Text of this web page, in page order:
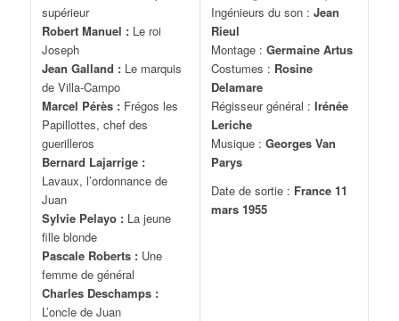
supérieur
Robert Manuel : Le roi
Joseph
Jean Galland :Le marquis
de Villa-Campo
Marcel Pérès :Frégos les
Papillottes, chef des
guerilleros
Bernard Lajarrige :
Lavaux, l’ordonnance de
Juan
Sylvie Pelayo :La jeune
fille blonde
Pascale Roberts :Une
femme de général
Charles Deschamps :
L’oncle de Juan
Ingénieurs du son : Jean
Rieul
Montage : Germaine Artus
Costumes : Rosine
Delamare
Régisseur général : Irénée
Leriche
Musique : Georges Van
Parys
Date de sortie : France 11
mars 1955